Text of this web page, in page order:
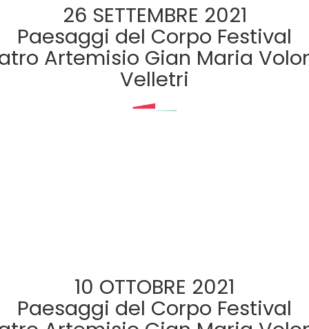
26 SETTEMBRE 2021
Paesaggi del Corpo Festival
Artemisio Gian Maria
Velletri
10 OTTOBRE 2021
Paesaggi del Corpo Festival